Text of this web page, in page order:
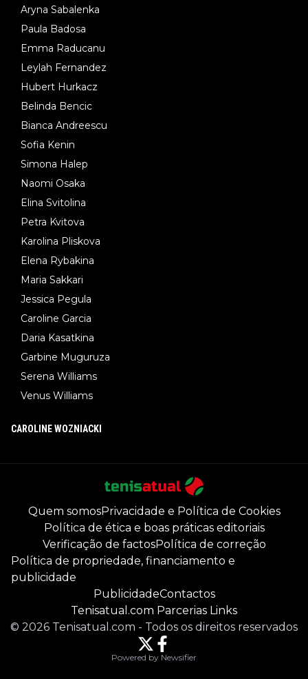
Aryna Sabalenka
Paula Badosa
Emma Raducanu
Leylah Fernandez
Hubert Hurkacz
Belinda Bencic
Bianca Andreescu
Sofia Kenin
Simona Halep
Naomi Osaka
Elina Svitolina
Petra Kvitova
Karolina Pliskova
Elena Rybakina
Maria Sakkari
Jessica Pegula
Caroline Garcia
Daria Kasatkina
Garbine Muguruza
Serena Williams
Venus Williams
CAROLINE WOZNIACKI
Quem somosPrivacidade e Política de Cookies
Política de ética e boas práticas editoriais
Verificação de factosPolítica de correção
Política de propriedade, financiamento e
publicidade
PublicidadeContactos
Tenisatual.com Parcerias Links
© 2026 Tenisatual.com - Todos os direitos reservados
Powered by Newsifier